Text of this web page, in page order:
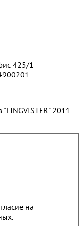
425/1
2011—
на